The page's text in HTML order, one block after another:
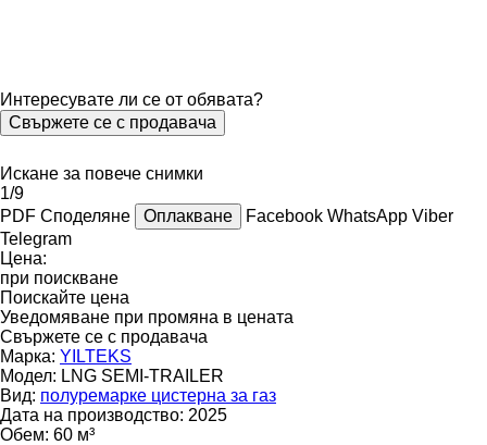
Интересувате ли се от обявата?
Свържете се с продавача
Искане за повече снимки
1/9
PDF Споделяне Оплакване Facebook WhatsApp Viber
Telegram
Цена:
при поискване
Поискайте цена
Уведомяване при промяна в цената
Свържете се с продавача
Марка: YILTEKS
Модел: LNG SEMI-TRAILER
Вид: полуремарке цистерна за газ
Дата на производство: 2025
Обем: 60 м³